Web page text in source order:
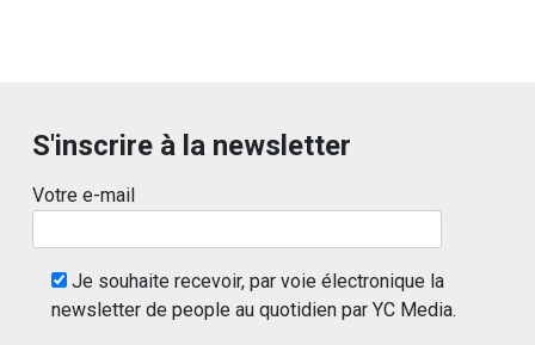
S'inscrire à la newsletter
Votre e-mail
Je souhaite recevoir, par voie électronique la
newsletter de people au quotidien par YC Media.